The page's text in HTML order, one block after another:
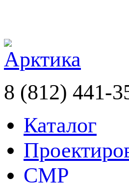
8 (812) 441-
Каталог
СМР